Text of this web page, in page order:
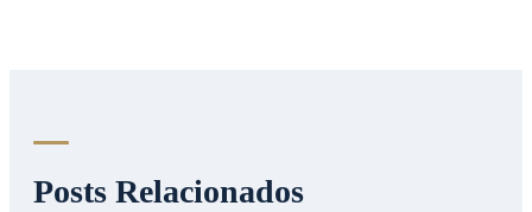
Posts Relacionados